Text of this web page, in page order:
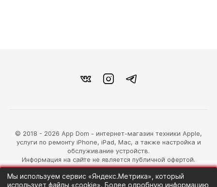
© 2018 - 2026 App Dom - интернет-магазин техники Apple,
услуги по ремонту iPhone, iPad, Mac, а также настройка и
обслуживание устройств.
Информация на сайте не является публичной офертой.
разработка магазина
Мы используем сервис «Яндекс.Метрика», который
использует файлы «cookie». Более одробную информацию